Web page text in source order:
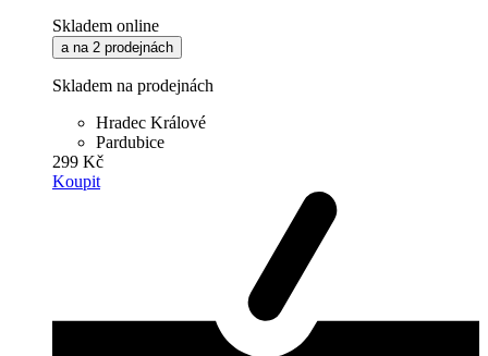
Skladem online
a na 2 prodejnách
Skladem na prodejnách
Hradec Králové
Pardubice
299 Kč
Koupit